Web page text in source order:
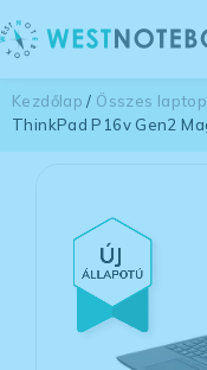
Kezdőlap / Összes laptop
ThinkPad P16v Gen2